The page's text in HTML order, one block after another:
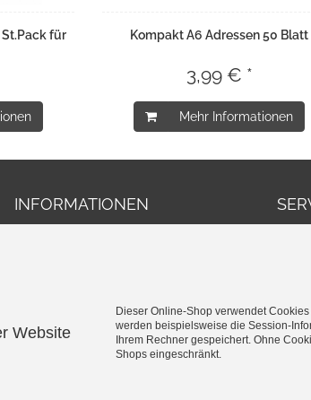
für
Kompakt A6 Adressen 50 Blatt
3,99 € *
Mehr Informationen
INFORMATIONEN
Vertrag widerrufen
Website
Dieser Online-Shop verwendet
werden beispielsweise die Session-
Ihrem Rechner gespeichert. Ohne
Shops eingeschränkt.